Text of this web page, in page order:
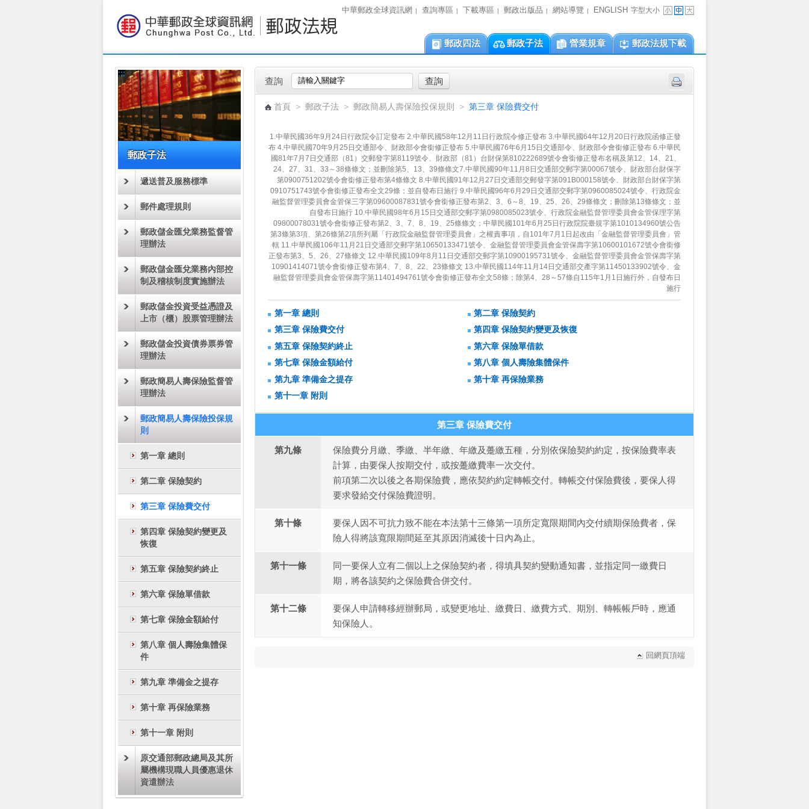
跳到主要內容區塊 中華郵政全球資訊網 | 查詢專區 | 下載專區 | 郵政出版品 | 網站導覽 | ENGLISH 字型大小
郵政四法 郵政子法 營業規章 郵政法規下載
:::
郵政子法
遞送普及服務標準
郵件處理規則
郵政儲金匯兌業務監督管
理辦法
郵政儲金匯兌業務內部控
制及稽核制度實施辦法
郵政儲金投資受益憑證及
上市（櫃）股票管理辦法
郵政儲金投資債券票券管
理辦法
郵政簡易人壽保險監督管
理辦法
郵政簡易人壽保險投保規
則
第一章 總則
第二章 保險契約
第三章 保險費交付
第四章 保險契約變更及
恢復
第五章 保險契約終止
第六章 保險單借款
第七章 保險金額給付
第八章 個人壽險集體保
件
第九章 準備金之提存
第十章 再保險業務
第十一章 附則
原交通部郵政總局及其所
屬機構現職人員優惠退休
資遣辦法
查詢
首頁 > 郵政子法 > 郵政簡易人壽保險投保規則 > 第三章 保險費交付
1.中華民國36年9月24日行政院令訂定發布 2.中華民國58年12月11日行政院令修正發布 3.中華民國64年12月20日行政院函修正發
布 4.中華民國70年9月25日交通部令、財政部令會銜修正發布 5.中華民國76年6月15日交通部令、財政部令會銜修正發布 6.中華民
國81年7月7日交通部（81）交郵發字第8119號令、財政部（81）台財保第810222689號令會銜修正發布名稱及第12、14、21、
24、27、31、33～38條條文；並刪除第5、13、39條條文7.中華民國90年11月8日交通部交郵字第00067號令、財政部台財保字
第0900751202號令會銜修正發布第4條條文 8.中華民國91年12月27日交通部交郵發字第091B000158號令、財政部台財保字第
0910751743號令會銜修正發布全文29條；並自發布日施行 9.中華民國96年6月29日交通部交郵字第0960085024號令、行政院金
融監督管理委員會金管保三字第09600087831號令會銜修正發布第2、3、6～8、19、25、26、29條條文；刪除第13條條文；並
自發布日施行 10.中華民國98年6月15日交通部交郵字第0980085023號令、行政院金融監督管理委員會金管保理字第
09800078031號令會銜修正發布第2、3、7、8、19、25條條文；中華民國101年6月25日行政院院臺規字第1010134960號公告
第3條第3項、第26條第2項所列屬「行政院金融監督管理委員會」之權責事項，自101年7月1日起改由「金融監督管理委員會」管
轄 11.中華民國106年11月21日交通部交郵字第10650133471號令、金融監督管理委員會金管保壽字第10600101672號令會銜修
正發布第3、5、26、27條條文 12.中華民國109年8月11日交通部交郵字第10900195731號令、金融監督管理委員會金管保壽字第
10901414071號令會銜修正發布第4、7、8、22、23條條文 13.中華民國114年11月14日交通部交產字第11450133902號令、金
融監督管理委員會金管保壽字第11401494761號令會銜修正發布全文58條；除第4、28～57條自115年1月1日施行外，自發布日
施行
第一章 總則
第二章 保險契約
第三章 保險費交付
第四章 保險契約變更及恢復
第五章 保險契約終止
第六章 保險單借款
第七章 保險金額給付
第八章 個人壽險集體保件
第九章 準備金之提存
第十章 再保險業務
第十一章 附則
第三章 保險費交付
第九條
保險費分月繳、季繳、半年繳、年繳及躉繳五種，分別依保險契約約定，按保險費率表
計算，由要保人按期交付，或按躉繳費率一次交付。
前項第二次以後之各期保險費，應依契約約定轉帳交付。轉帳交付保險費後，要保人得
要求發給交付保險費證明。
第十條
要保人因不可抗力致不能在本法第十三條第一項所定寬限期間內交付續期保險費者，保
險人得將該寬限期間延至其原因消滅後十日內為止。
第十一條
同一要保人立有二個以上之保險契約者，得填具契約變動通知書，並指定同一繳費日
期，將各該契約之保險費合併交付。
第十二條
要保人申請轉移經辦郵局，或變更地址、繳費日、繳費方式、期別、轉帳帳戶時，應通
知保險人。
回網頁頂端